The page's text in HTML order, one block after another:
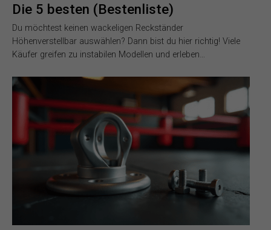
Die 5 besten (Bestenliste)
Du möchtest keinen wackeligen Reckständer
Höhenverstellbar auswählen? Dann bist du hier richtig! Viele
Käufer greifen zu instabilen Modellen und erleben…